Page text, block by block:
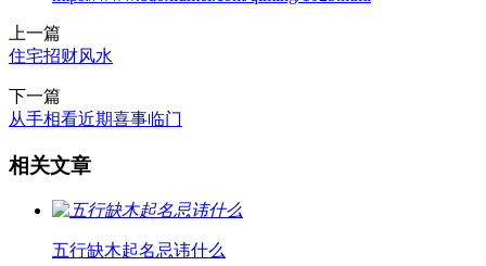
上一篇
住宅招财风水
下一篇
从手相看近期喜事临门
相关文章
五行缺木起名忌讳什么